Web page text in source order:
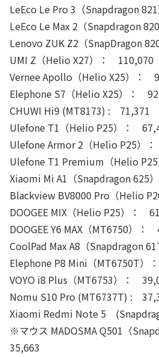
LeEco Le Pro 3（Snapdragon
LeEco Le Max 2（Snapdragon
Lenovo ZUK Z2（SnapDragon
UMI Z（Helio X27）： 110,070
Vernee Apollo（Helio X25）：
Elephone S7（Helio X25）：
CHUWI Hi9 (MT8173) : 71,371
Ulefone T1（Helio P25）：
Ulefone Armor 2（Helio P25）
Ulefone T1 Premium（Helio
Xiaomi Mi A1（Snapdragon 625
Blackview BV8000 Pro（Helio
DOOGEE MIX（Helio P25）：
DOOGEE Y6 MAX（MT6750）：
CoolPad Max A8（Snapdragon
Elephone P8 Mini（MT6750T）
VOYO i8 Plus（MT6753）：
Nomu S10 Pro (MT6737T) :
Xiaomi Redmi Note 5
※マウス MADOSMA Q501（
35,663